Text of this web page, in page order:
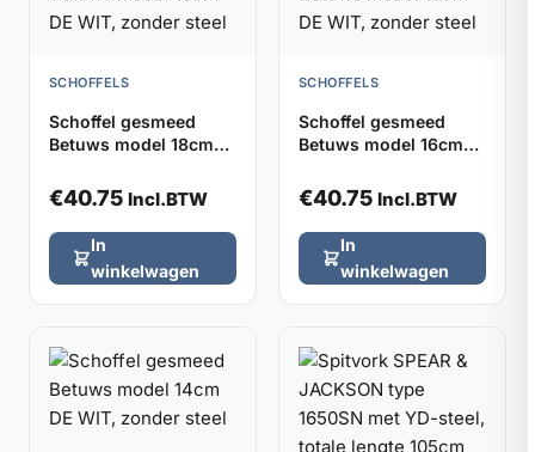
SCHOFFELS
Schoffel gesmeed
Betuws model 18cm
€40.75 Incl.BTW
In
winkelwagen
SCHOFFELS
Schoffel gesmeed
Betuws model 16cm
€40.75 Incl.BTW
In
winkelwagen